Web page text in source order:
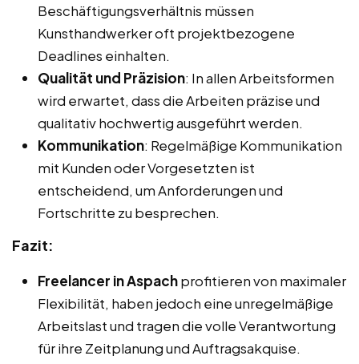
Beschäftigungsverhältnis müssen
Kunsthandwerker oft projektbezogene
Deadlines einhalten.
Qualität und Präzision: In allen Arbeitsformen
wird erwartet, dass die Arbeiten präzise und
qualitativ hochwertig ausgeführt werden.
Kommunikation: Regelmäßige Kommunikation
mit Kunden oder Vorgesetzten ist
entscheidend, um Anforderungen und
Fortschritte zu besprechen.
Fazit:
Freelancer in Aspachprofitieren von maximaler
Flexibilität, haben jedoch eine unregelmäßige
Arbeitslast und tragen die volle Verantwortung
für ihre Zeitplanung und Auftragsakquise.